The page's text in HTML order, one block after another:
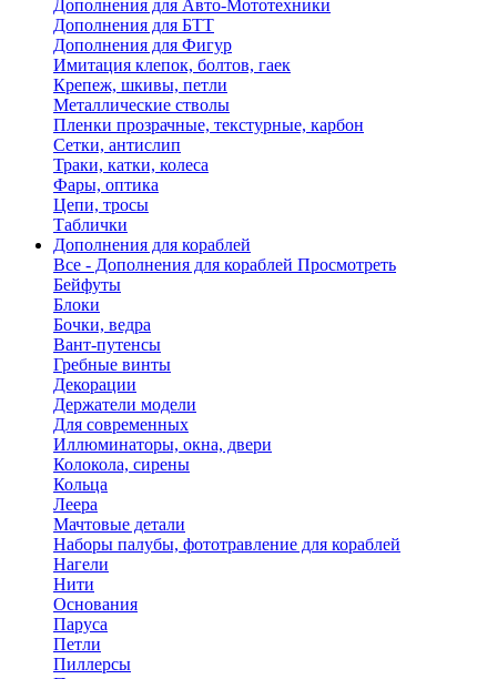
Дополнения для Авто-Мототехники
Дополнения для БТТ
Дополнения для Фигур
Имитация клепок, болтов, гаек
Крепеж, шкивы, петли
Металлические стволы
Пленки прозрачные, текстурные, карбон
Сетки, антислип
Траки, катки, колеса
Фары, оптика
Цепи, тросы
Таблички
Дополнения для кораблей
Все - Дополнения для кораблей Просмотреть
Бейфуты
Блоки
Бочки, ведра
Вант-путенсы
Гребные винты
Декорации
Держатели модели
Для современных
Иллюминаторы, окна, двери
Колокола, сирены
Кольца
Леера
Мачтовые детали
Наборы палубы, фототравление для кораблей
Нагели
Нити
Основания
Паруса
Петли
Пиллерсы